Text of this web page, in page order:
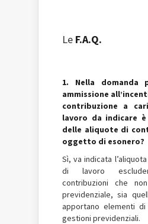
Le F.A.Q.
1. Nella domanda
ammissione
contribuzione a
lavoro da indicare
delle aliquote di
oggetto di esonero?
Sì, va indicata
di lavoro
contribuzioni che
previdenziale, sia
apportano elementi
gestioni previdenziali.